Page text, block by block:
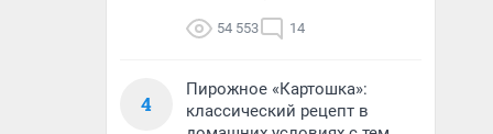
54 553 14
4
Пирожное «Картошка»:
классический рецепт в